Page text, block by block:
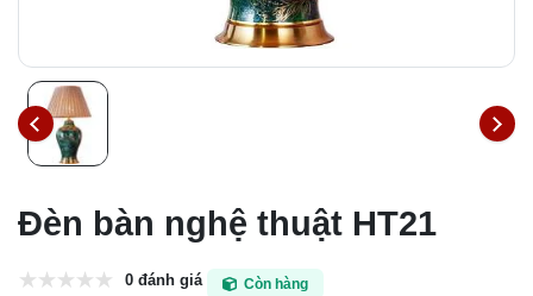
Đèn bàn nghệ thuật HT21
0 đánh giá Còn hàng